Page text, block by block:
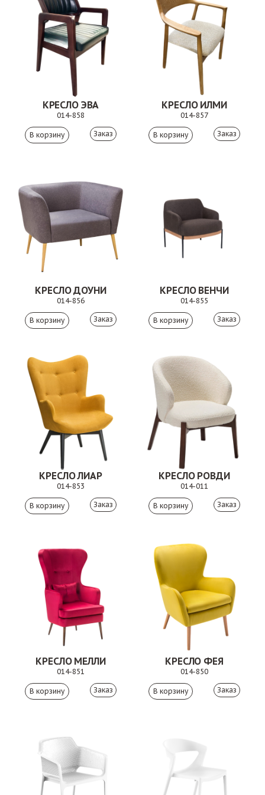
КРЕСЛО ЭВА
014-858
Заказ
КРЕСЛО ИЛМИ
014-857
Заказ
КРЕСЛО ДОУНИ
014-856
Заказ
КРЕСЛО ВЕНЧИ
014-855
Заказ
КРЕСЛО ЛИАР
014-853
Заказ
КРЕСЛО РОВДИ
014-011
Заказ
КРЕСЛО МЕЛЛИ
014-851
Заказ
КРЕСЛО ФЕЯ
014-850
Заказ